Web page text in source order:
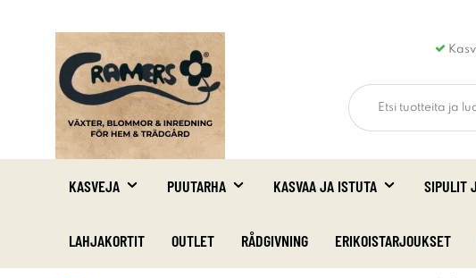
KASVEJA PUUTARHA KASVAA JA ISTUTA SIPULIT
LAHJAKORTIT OUTLET RÅDGIVNING ERIKOISTARJOUKSET